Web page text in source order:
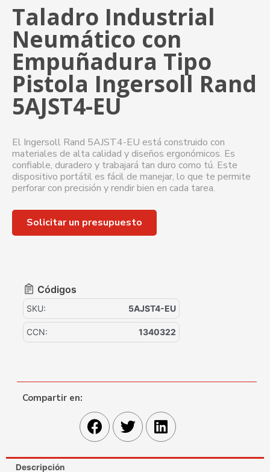
Taladro Industrial
Neumático con
Empuñadura Tipo
Pistola Ingersoll Rand
5AJST4-EU
El Ingersoll Rand 5AJST4-EU está construido con
materiales de alta calidad y diseños ergonómicos. Es
confiable, duradero y trabajará tan duro como tú. Este
dispositivo portátil es fácil de manejar, lo que te permite
perforar con precisión y rendir bien en cada tarea.
Solicitar un presupuesto
Códigos
SKU: 5AJST4-EU
CCN: 1340322
Compartir en:
Descripción